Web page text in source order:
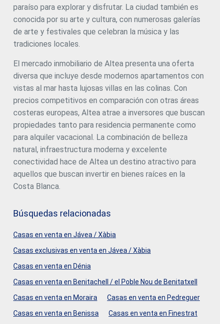
técnico, jurídico o comercial por parte de la dirección
paraíso para explorar y disfrutar. La ciudad también es
conocida por su arte y cultura, con numerosas galerías
de arte y festivales que celebran la música y las
tradiciones locales.
El mercado inmobiliario de Altea presenta una oferta
diversa que incluye desde modernos apartamentos con
vistas al mar hasta lujosas villas en las colinas. Con
precios competitivos en comparación con otras áreas
costeras europeas, Altea atrae a inversores que buscan
propiedades tanto para residencia permanente como
para alquiler vacacional. La combinación de belleza
natural, infraestructura moderna y excelente
conectividad hace de Altea un destino atractivo para
aquellos que buscan invertir en bienes raíces en la
Costa Blanca.
Búsquedas relacionadas
Casas en venta en Jávea / Xàbia
Casas exclusivas en venta en Jávea / Xàbia
Casas en venta en Dénia
Casas en venta en Benitachell / el Poble Nou de Benitatxell
Casas en venta en Moraira
Casas en venta en Pedreguer
Casas en venta en Benissa
Casas en venta en Finestrat